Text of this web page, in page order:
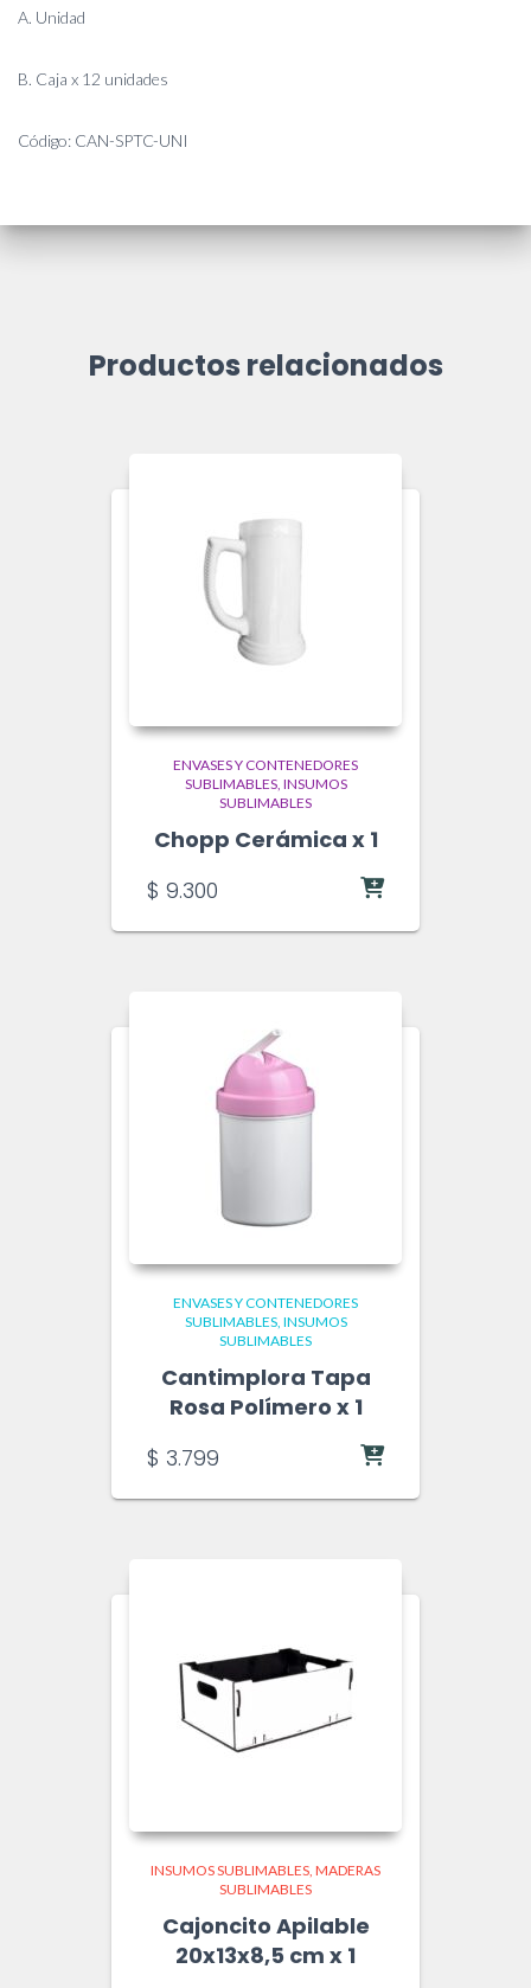
A. Unidad
B. Caja x 12 unidades
Código: CAN-SPTC-UNI
Productos relacionados
ENVASES Y CONTENEDORES
SUBLIMABLES INSUMOS
SUBLIMABLES
Chopp Cerámica x 1
$ 9.300
ENVASES Y CONTENEDORES
SUBLIMABLES INSUMOS
SUBLIMABLES
Cantimplora Tapa
Rosa Polímero x 1
$ 3.799
INSUMOS SUBLIMABLES MADERAS
SUBLIMABLES
Cajoncito Apilable
20x13x8,5 cm x 1